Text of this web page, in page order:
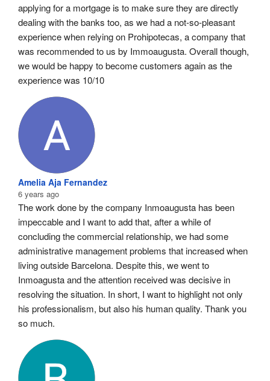
applying for a mortgage is to make sure they are directly
dealing with the banks too, as we had a not-so-pleasant
experience when relying on Prohipotecas, a company that
was recommended to us by Immoaugusta. Overall though,
we would be happy to become customers again as the
experience was 10/10
Amelia Aja Fernandez
6 years ago
The work done by the company Inmoaugusta has been
impeccable and I want to add that, after a while of
concluding the commercial relationship, we had some
administrative management problems that increased when
living outside Barcelona. Despite this, we went to
Inmoagusta and the attention received was decisive in
resolving the situation. In short, I want to highlight not only
his professionalism, but also his human quality. Thank you
so much.